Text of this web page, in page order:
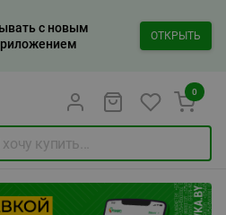
с новым
ОТКРЫТЬ
0